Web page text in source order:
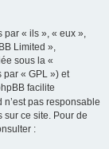
par « ils », « eux »,
Limited »,
sous la «
« GPL ») et
facilite
pas responsable
sur ce site. Pour de
: